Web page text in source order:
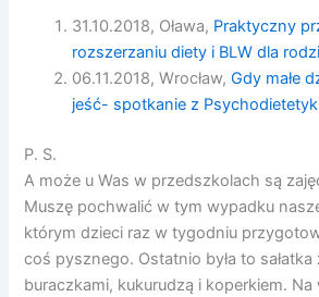
31.10.2018, Oława, Praktyczny
rozszerzaniu diety i BLW dla
06.11.2018, Wrocław,Gdy małe
jeść- spotkanie z
P. S.
A może u Was w przedszkolach są
Muszę pochwalić w tym wypadku
którym dzieci raz w tygodniu
coś pysznego. Ostatnio była to sałatka
buraczkami, kukurudzą i koperkiem. Na